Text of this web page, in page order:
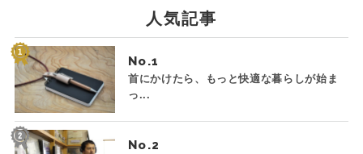
人気記事
No.
首にかけたら、もっと快適な暮らしが始ま
っ...
No.